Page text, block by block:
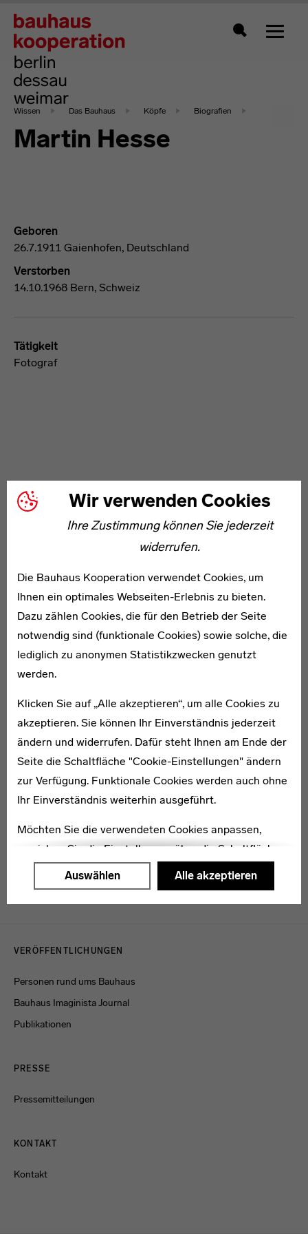
Wir verwenden Cookies
Ihre Zustimmung können Sie jederzeit
widerrufen.
Die Bauhaus Kooperation verwendet Cookies, um
Ihnen ein optimales Webseiten-Erlebnis zu bieten.
Dazu zählen Cookies, die für den Betrieb der Seite
notwendig sind (funktionale Cookies) sowie solche, die
lediglich zu anonymen Statistikzwecken genutzt
werden.
Klicken Sie auf „Alle akzeptieren“, um alle Cookies zu
akzeptieren. Sie können Ihr Einverständnis jederzeit
ändern und widerrufen. Dafür steht Ihnen am Ende der
Seite die Schaltfläche "Cookie-Einstellungen" ändern
zur Verfügung. Funktionale Cookies werden auch ohne
Ihr Einverständnis weiterhin ausgeführt.
Möchten Sie die verwendeten Cookies anpassen,
erreichen Sie die Einstellungen über die Schaltfläche
"Auswählen".
Auswählen Alle akzeptieren
Zeigt
Wissen Das Bauhaus Köpfe Biografien
Martin Hesse
Geboren
26.7.1911 Gaienhofen, Deutschland
Verstorben
14.10.1968 Bern, Schweiz
Tätigkeit
Fotograf
Bernhard Brach-Zinek
Eduard-Josef Breuer
1908–1991
Heinrich Brocksieper
1898–1968
VERÖFFENTLICHUNGEN
Personen rund ums Bauhaus
Bauhaus Imaginista Journal
Publikationen
PRESSE
Pressemitteilungen
KONTAKT
Kontakt